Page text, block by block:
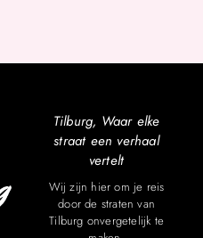
Tilburg, Waar elke
straat een verhaal
vertelt
Wij zijn hier om je reis
door de straten van
Tilburg onvergetelijk te